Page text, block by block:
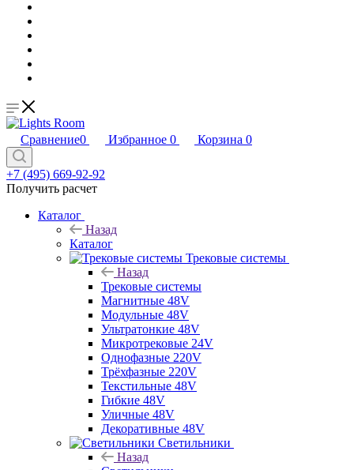
Сравнение0 Избранное 0 Корзина 0
+7 (495) 669-92-92
Получить расчет
Каталог
Назад
Каталог
Трековые системы
Назад
Трековые системы
Магнитные 48V
Модульные 48V
Ультратонкие 48V
Микротрековые 24V
Однофазные 220V
Трёхфазные 220V
Текстильные 48V
Гибкие 48V
Уличные 48V
Декоративные 48V
Светильники
Назад